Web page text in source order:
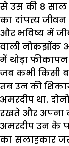
से उस की 8 साल
का दांपत्य
और भविष्य में
वाली नोकझोंक
में थोड़ा
जब कभी किसी
तब उन की
अमरदीप था.
रखते और अपना
अमरदीप उन के
का सलाहकार